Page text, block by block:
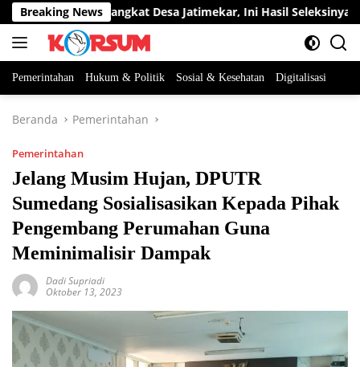
Langsung
ke
konten
Breaking News
Jabatan Perangkat Desa Jatimekar, Ini Hasil Seleksinya
Pemerintahan Hukum & Politik Sosial & Kesehatan Digitalisasi
Beranda Pemerintahan
Pemerintahan
Jelang Musim Hujan, DPUTR
Sumedang Sosialisasikan Kepada Pihak
Pengembang Perumahan Guna
Meminimalisir Dampak
Dadi Supriadi
Oktober 13, 2023